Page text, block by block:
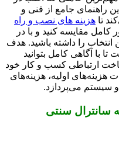
راهنمای جامع از فنی و
تا هزینه های نصب و راه
کامل مقایسه کنید و با در
انتخاب را داشته باشید. هدف
با آگاهی کامل بتوانید
ارتباطی کسب و کار خود
هزینه‌های اولیه، هزینه‌های
سیستم می‌پردازد.
سانترال سنتی